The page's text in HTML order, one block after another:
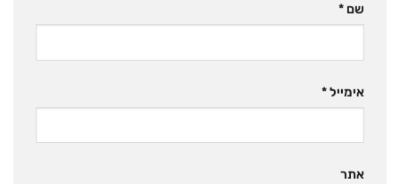
שם *
אימייל*
אתר